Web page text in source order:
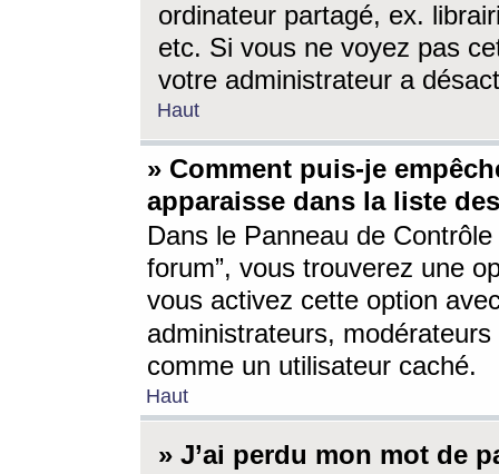
ordinateur partagé, ex.
etc. Si vous ne voyez pas
votre administrateur a
Haut
» Comment puis-je
apparaisse dans la liste
Dans le Panneau de
forum”, vous trouverez une
vous activez cette option
administrateurs,
comme un utilisateur caché.
Haut
» J’ai perdu mon mot de